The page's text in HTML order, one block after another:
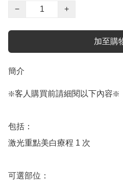
−
+
加至購
簡介
❇️客人購買前請細閱以下內容❇️
包括：
激光重點美白療程 1 次
可選部位：